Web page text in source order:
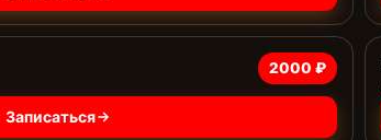
2000 ₽
Записаться